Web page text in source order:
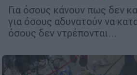
Για όσους κάνουν πως δεν
για όσους αδυνατούν να
όσους δεν ντρέπονται...